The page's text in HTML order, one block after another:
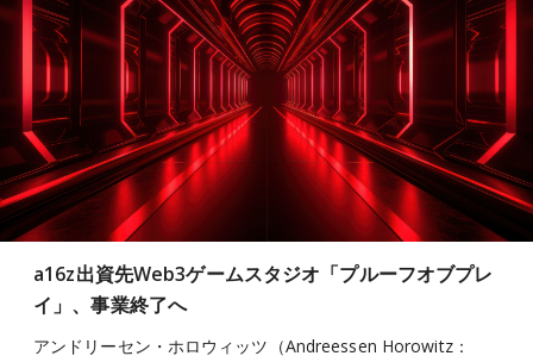
a16z出資先Web3ゲームスタジオ「プルーフオブプレ
イ」、事業終了へ
アンドリーセン・ホロウィッツ（Andreessen Horowitz：